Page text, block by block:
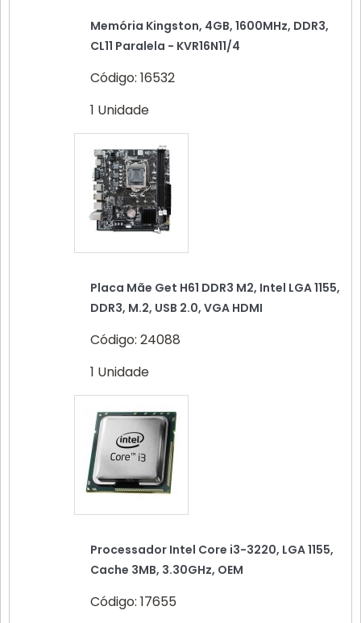
Memória Kingston, 4GB, 1600MHz, DDR3,
CL11 Paralela - KVR16N11/4
Código: 16532
1 Unidade
Placa Mãe Get H61 DDR3 M2, Intel LGA 1155,
DDR3, M.2, USB 2.0, VGA HDMI
Código: 24088
1 Unidade
Processador Intel Core i3-3220, LGA 1155,
Cache 3MB, 3.30GHz, OEM
Código: 17655